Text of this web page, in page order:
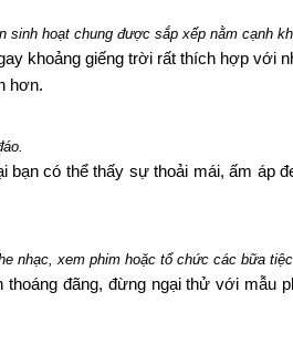
sinh hoạt chung được sắp xếp nằm cạnh
khoảng giếng trời rất thích hợp với
hơn.
bạn có thể thấy sự thoải mái, ấm
nhạc, xem phim hoặc tổ chức các bữa
thoáng đãng, đừng ngại thử với